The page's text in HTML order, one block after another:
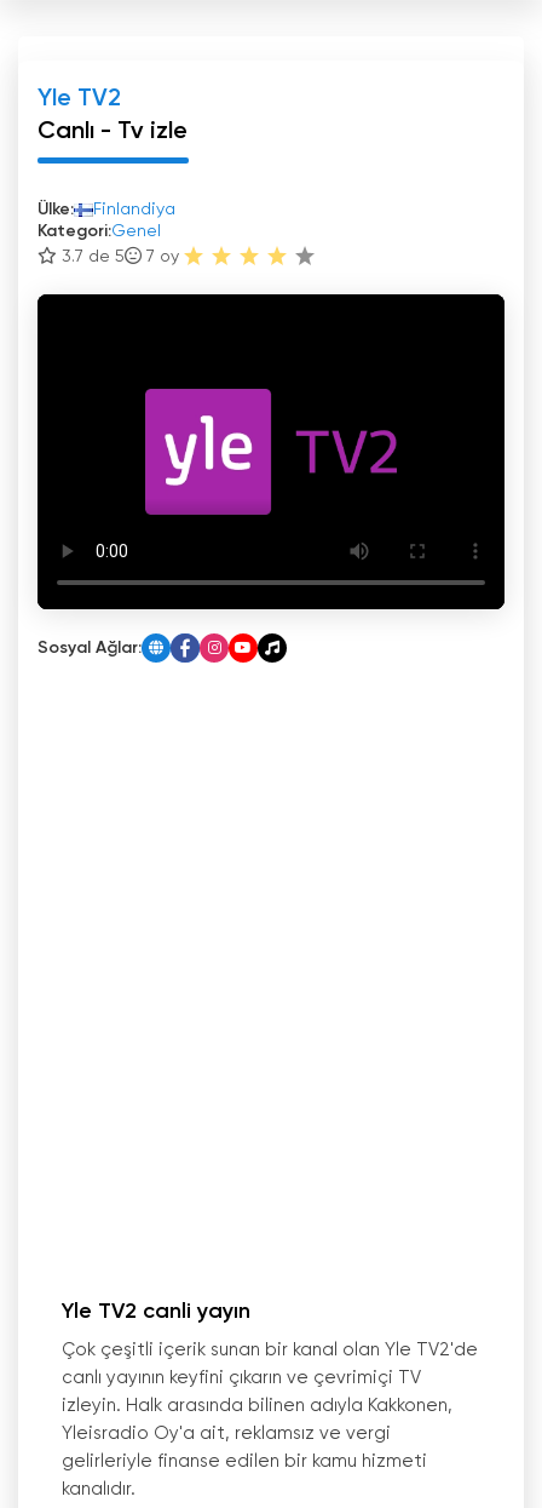
Yle TV2
Canlı - Tv izle
Ülke:
Finlandiya
Kategori:Genel
3.7 de 5
7 oy
Sosyal Ağlar:
Yle TV2 canli yayın
Çok çeşitli içerik sunan bir kanal olan Yle TV2'de
canlı yayının keyfini çıkarın ve çevrimiçi TV
izleyin. Halk arasında bilinen adıyla Kakkonen,
Yleisradio Oy'a ait, reklamsız ve vergi
gelirleriyle finanse edilen bir kamu hizmeti
kanalıdır.